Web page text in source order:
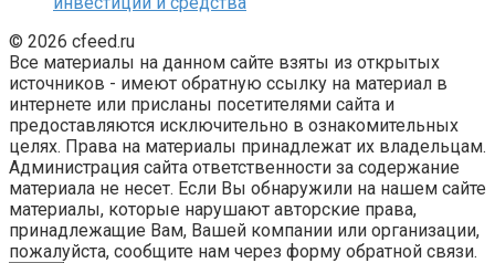
© 2026 cfeed.ru
Все материалы на данном сайте взяты из открытых
источников - имеют обратную ссылку на материал в
интернете или присланы посетителями сайта и
предоставляются исключительно в ознакомительных
целях. Права на материалы принадлежат их владельцам.
Администрация сайта ответственности за содержание
материала не несет. Если Вы обнаружили на нашем сайте
материалы, которые нарушают авторские права,
принадлежащие Вам, Вашей компании или организации,
пожалуйста, сообщите нам через форму обратной связи.